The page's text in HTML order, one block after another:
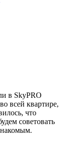
в SkyPRO
всей квартире,
что
советовать